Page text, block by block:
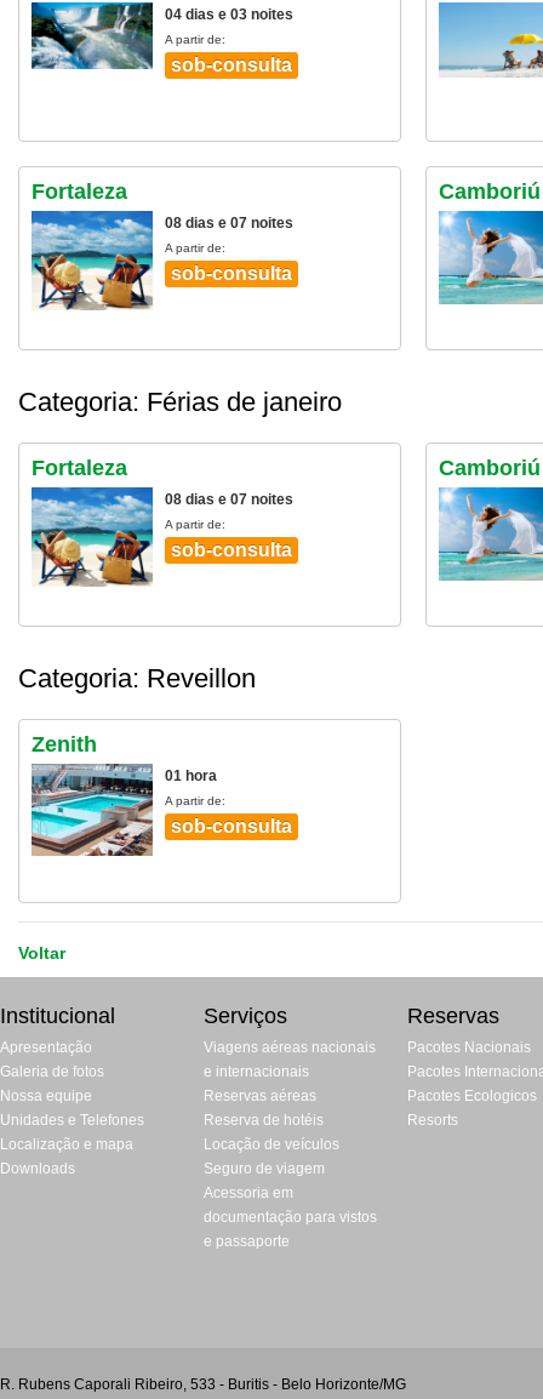
04 dias e 03 noites
A partir de:
sob-consulta
Fortaleza
08 dias e 07 noites
A partir de:
sob-consulta
Categoria: Férias de janeiro
Fortaleza
08 dias e 07 noites
A partir de:
sob-consulta
Categoria: Reveillon
Zenith
01 hora
A partir de:
sob-consulta
Voltar
Institucional
Apresentação
Galeria de fotos
Nossa equipe
Unidades e Telefones
Localização e mapa
Downloads
Serviços
Viagens aéreas nacionais
e internacionais
Reservas aéreas
Reserva de hotéis
Locação de veículos
Seguro de viagem
Acessoria em
documentação para vistos
e passaporte
Reservas
Pacotes Nacionais
Pacotes
Pacotes Ecologicos
Resorts
R. Rubens Caporali Ribeiro, 533 - Buritis - Belo Horizonte/MG